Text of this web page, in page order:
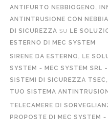
ANTIFURTO NEBBIOGENO,
ANTINTRUSIONE CON
DI SICUREZZA SU LE
ESTERNO DI MEC SYSTEM
SIRENE DA ESTERNO, LE
SYSTEM - MEC SYSTEM SRL
SISTEMI DI SICUREZZA
TUO SISTEMA
TELECAMERE DI
PROPOSTE DI MEC SYSTEM